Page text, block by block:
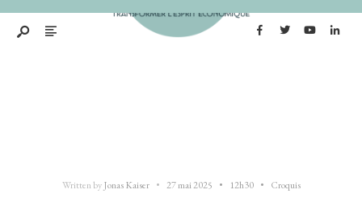
Written byJonas Kaiser • 27 mai 2025 • 12h30 • Croquis